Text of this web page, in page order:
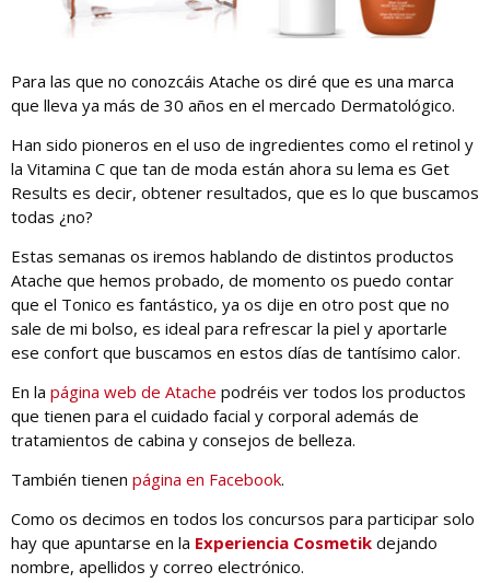
Para las que no conozcáis Atache os diré que es una marca
que lleva ya más de 30 años en el mercado Dermatológico.
Han sido pioneros en el uso de ingredientes como el retinol y
la Vitamina C que tan de moda están ahora su lema es Get
Results es decir, obtener resultados, que es lo que buscamos
todas ¿no?
Estas semanas os iremos hablando de distintos productos
Atache que hemos probado, de momento os puedo contar
que el Tonico es fantástico, ya os dije en otro post que no
sale de mi bolso, es ideal para refrescar la piel y aportarle
ese confort que buscamos en estos días de tantísimo calor.
En la página web de Atache podréis ver todos los productos
que tienen para el cuidado facial y corporal además de
tratamientos de cabina y consejos de belleza.
También tienen página en Facebook.
Como os decimos en todos los concursos para participar solo
hay que apuntarse en la Experiencia Cosmetik dejando
nombre, apellidos y correo electrónico.